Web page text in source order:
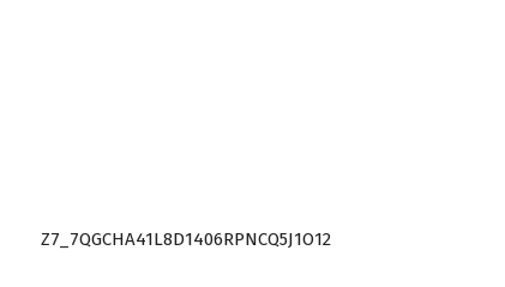
Z7_7QGCHA41L8D1406RPNCQ5J1O12